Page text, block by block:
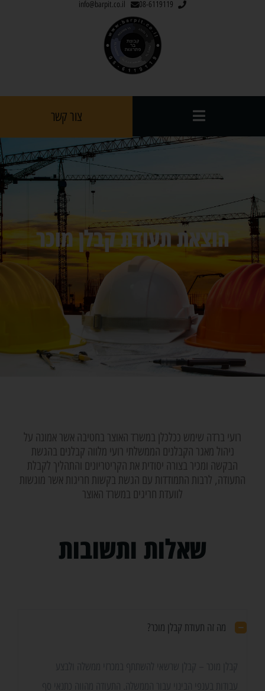
08-6119119
info@barpit.co.il
צור קשר
הוצאת תעודת קבלן מוכר
רועי ברדה שימש ככלכלן במשרד האוצר בחטיבה אשר אמונה על
ניהול מאגר הקבלנים הממשלתי רועי מלווה קבלנים בהגשת
הבקשה ומכיר בצורה יסודית את הקריטריונים והתהליך לקבלת
התעודה, לרבות התמודדות עם הגשת בקשות חריגות אשר מוגשות
לוועדת חריגים במשרד האוצר
שאלות ותשובות
מה זה תעודת קבלן מוכר?